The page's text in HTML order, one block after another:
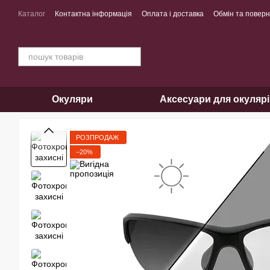
Перейти до основного контенту
Каталог Контактна інформація Оплата і доставка Обмін та
Окуляри Аксесуари для
РОЗПРОДАЖ
−20%